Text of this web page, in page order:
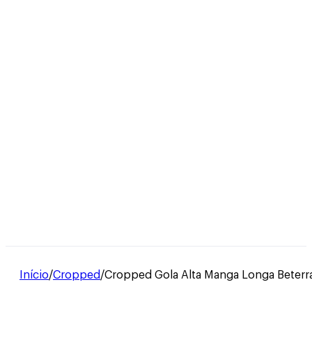
Início/Cropped/Cropped Gola Alta Manga Longa